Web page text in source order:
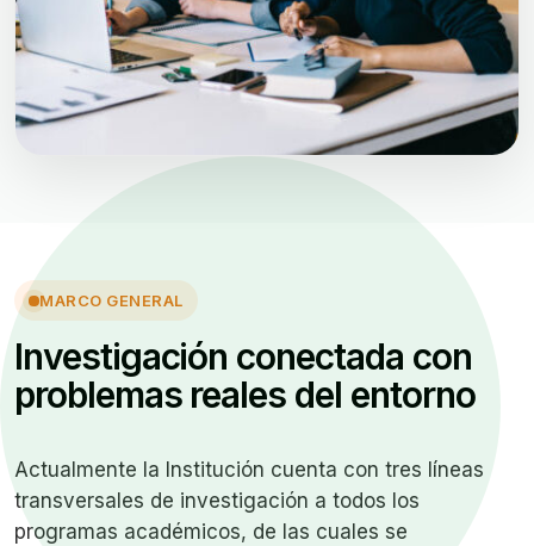
MARCO GENERAL
Investigación conectada con
problemas reales del entorno
Actualmente la Institución cuenta con tres líneas
transversales de investigación a todos los
programas académicos, de las cuales se